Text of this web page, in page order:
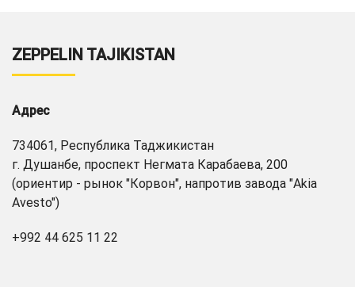
ZEPPELIN TAJIKISTAN
Адрес
734061, Республика Таджикистан
г. Душанбе, проспект Негмата Карабаева, 200
(ориентир - рынок "Корвон", напротив завода "Akia
Avesto")
+992 44 625 11 22